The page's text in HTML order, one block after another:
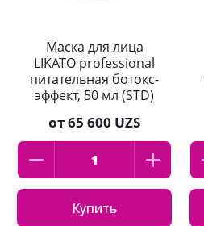
Маска для лица
LIKATO professional
питательная ботокс-
эффект, 50 мл (STD)
от65 600 UZS
Купить